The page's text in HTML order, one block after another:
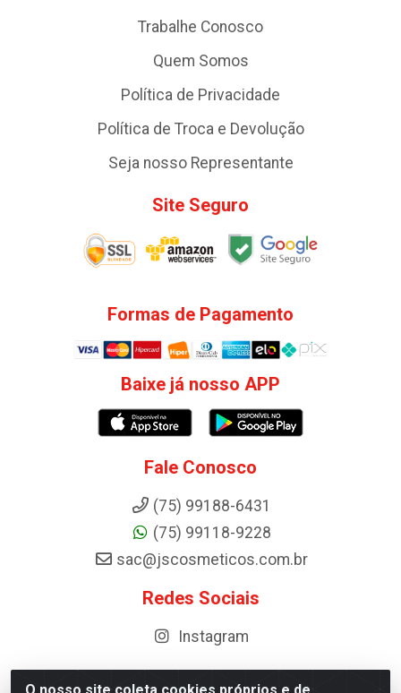
Trabalhe Conosco
Quem Somos
Política de Privacidade
Política de Troca e Devolução
Seja nosso Representante
Site Seguro
Formas de Pagamento
Baixe já nosso APP
Fale Conosco
(75) 99188-6431
(75) 99118-9228
sac@jscosmeticos.com.br
Redes Sociais
Instagram